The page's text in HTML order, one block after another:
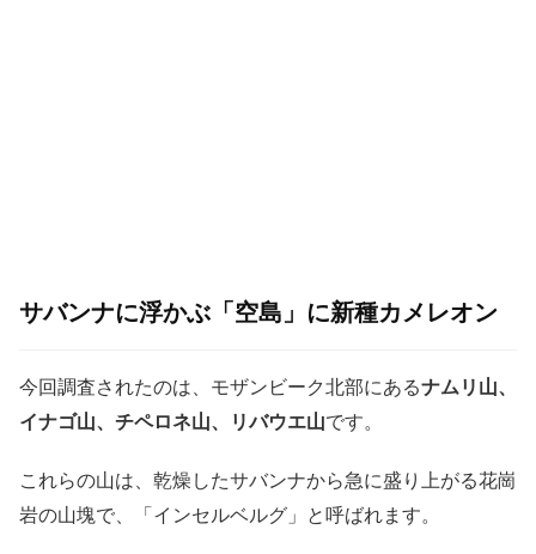
サバンナに浮かぶ「空島」に新種カメレオン
今回調査されたのは、モザンビーク北部にあるナムリ山、
イナゴ山、チペロネ山、リバウエ山です。
これらの山は、乾燥したサバンナから急に盛り上がる花崗
岩の山塊で、「インセルベルグ」と呼ばれます。